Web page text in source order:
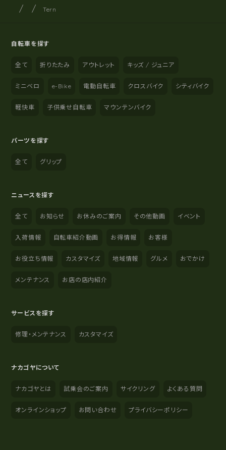
サイト内の現在地
サイクルショップナカゴヤ
Tern
自転車を探す
全て 折りたたみ アウトレット キッズ / ジュニア
ミニベロ e-Bike 電動自転車 クロスバイク シティバイク
軽快車 子供乗せ自転車 マウンテンバイク
パーツを探す
全て グリップ
ニュースを探す
全て お知らせ お休みのご案内 その他動画 イベント
入荷情報 自転車紹介動画 お得情報 お客様
お役立ち情報 カスタマイズ 地域情報 グルメ おでかけ
メンテナンス お店の店内紹介
サービスを探す
修理・メンテナンス カスタマイズ
ナカゴヤについて
ナカゴヤとは 試乗会のご案内 サイクリング よくある質問
オンラインショップ お問い合わせ プライバシーポリシー